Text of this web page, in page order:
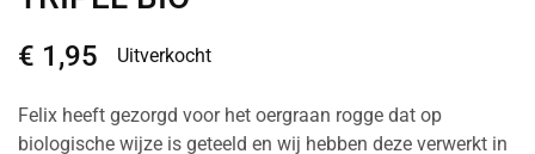
€ 1,95 Uitverkocht
Felix heeft gezorgd voor het oergraan rogge dat op
biologische wijze is geteeld en wij hebben deze verwerkt in